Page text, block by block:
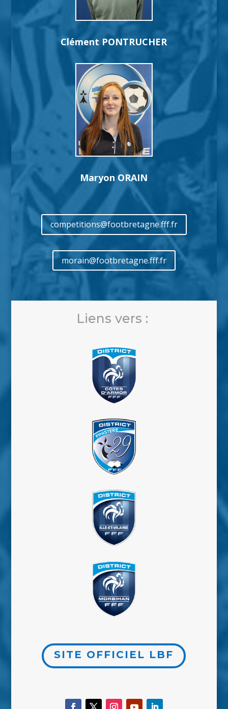
Clément PONTRUCHER
Maryon ORAIN
competitions@footbretagne.fff.fr
morain@footbretagne.fff.fr
Liens vers :
SITE OFFICIEL LBF